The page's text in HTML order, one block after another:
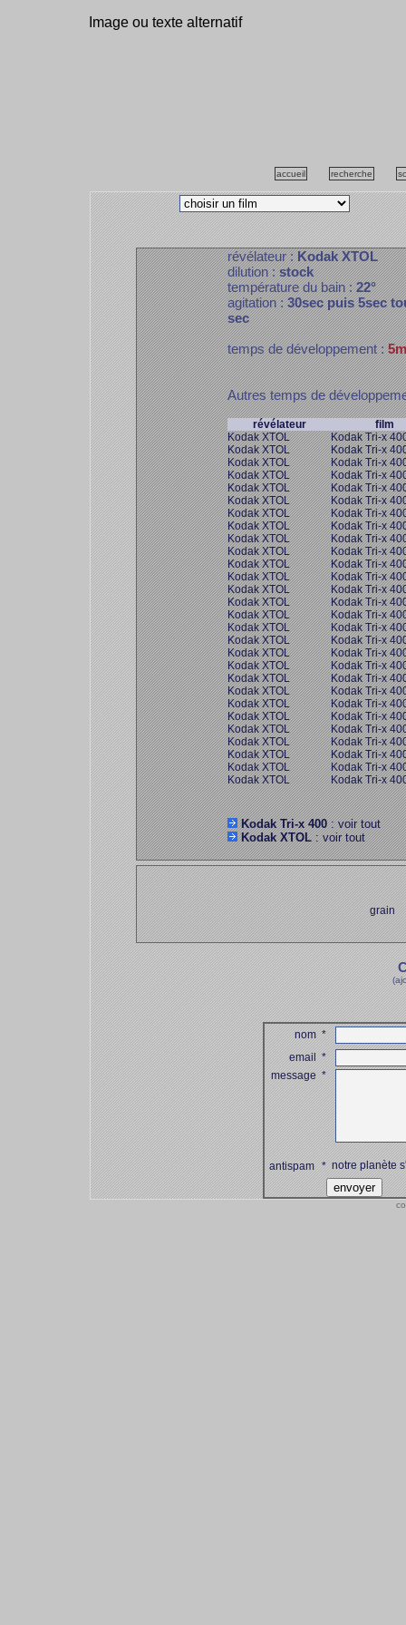
Image ou texte alternatif
accueil recherche
révélateur :Kodak XTOL
dilution :stock
température du bain :22°
agitation :30sec puis 5sec
sec
temps de développement :
Autres temps de
révélateur
film
Kodak XTOL
Kodak Tri-x
Kodak XTOL
Kodak Tri-x
Kodak XTOL
Kodak Tri-x
Kodak XTOL
Kodak Tri-x
Kodak XTOL
Kodak Tri-x
Kodak XTOL
Kodak Tri-x
Kodak XTOL
Kodak Tri-x
Kodak XTOL
Kodak Tri-x
Kodak XTOL
Kodak Tri-x
Kodak XTOL
Kodak Tri-x
Kodak XTOL
Kodak Tri-x
Kodak XTOL
Kodak Tri-x
Kodak XTOL
Kodak Tri-x
Kodak XTOL
Kodak Tri-x
Kodak XTOL
Kodak Tri-x
Kodak XTOL
Kodak Tri-x
Kodak XTOL
Kodak Tri-x
Kodak XTOL
Kodak Tri-x
Kodak XTOL
Kodak Tri-x
Kodak XTOL
Kodak Tri-x
Kodak XTOL
Kodak Tri-x
Kodak XTOL
Kodak Tri-x
Kodak XTOL
Kodak Tri-x
Kodak XTOL
Kodak Tri-x
Kodak XTOL
Kodak Tri-x
Kodak XTOL
Kodak Tri-x
Kodak XTOL
Kodak Tri-x
Kodak XTOL
Kodak Tri-x
Kodak Tri-x 400: voir tout
Kodak XTOL: voir tout
grain
nom*
email*
message*
antispam *notre planète